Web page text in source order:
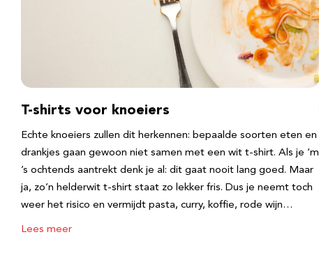
T-shirts voor knoeiers
Echte knoeiers zullen dit herkennen: bepaalde soorten eten en
drankjes gaan gewoon niet samen met een wit t-shirt. Als je ‘m
’s ochtends aantrekt denk je al: dit gaat nooit lang goed. Maar
ja, zo’n helderwit t-shirt staat zo lekker fris. Dus je neemt toch
weer het risico en vermijdt pasta, curry, koffie, rode wijn…
Lees meer